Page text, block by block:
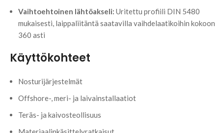
Vaihtoehtoinen lähtöakseli: Uritettu profiili DIN 5480
mukaisesti, laippaliitäntä saatavilla vaihdelaatikoihin kokoon
360 asti
Käyttökohteet
Nosturijärjestelmät
Offshore-, meri- ja laivainstallaatiot
Teräs- ja kaivosteollisuus